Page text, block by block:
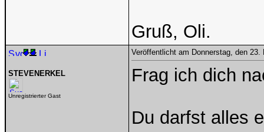
Gruß, Oli.
STEVENERKEL
Unregistrierter Gast
Veröffentlicht am Donnerstag, den
Frag ich dich
Du darfst alles